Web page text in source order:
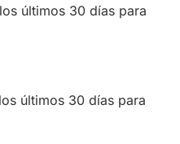
últimos 30 días para
últimos 30 días para